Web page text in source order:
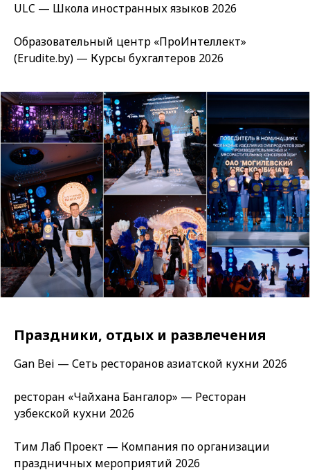
ULC — Школа иностранных языков 2026
Образовательный центр «ПроИнтеллект»
(Erudite.by) — Курсы бухгалтеров 2026
Праздники, отдых и развлечения
Gan Bei — Сеть ресторанов азиатской кухни 2026
ресторан «Чайхана Бангалор» — Ресторан
узбекской кухни 2026
Тим Лаб Проект — Компания по организации
праздничных мероприятий 2026